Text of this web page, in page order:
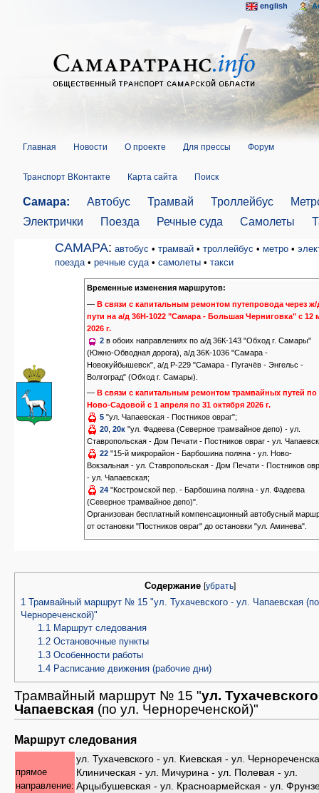
Главная Новости О проекте Для прессы Форум
Транспорт ВКонтакте Карта сайта Поиск
Самара: Автобус Трамвай Троллейбус
Электрички
Поезда Речные суда Самолеты
САМАРА: автобус • трамвай • троллейбус • метро •
поезда • речные суда • самолеты • такси
Временные изменения маршрутов:
—В связи с капитальным ремонтом путепровода через ж/
пути на а/д 36Н-1022 "Самара - Большая Черниговка" с 12
2026 г.
2 в обоих направлениях по а/д 36К-143 "Обход г. Самары"
(Южно-Обводная дорога), а/д 36К-1036 "Самара -
Новокуйбышевск", а/д Р-229 "Самара - Пугачёв - Энгельс -
Волгоград" (Обход г. Самары).
— В связи с капитальным ремонтом трамвайных путей по
Ново-Садовой с 1 апреля по 31 октября 2026 г.
5 "ул. Чапаевская - Постников овраг";
20 ,20к "ул. Фадеева (Северное трамвайное депо) - ул.
Ставропольская - Дом Печати - Постников овраг - ул.
22 "15-й микрорайон - Барбошина поляна - ул. Ново-
Вокзальная - ул. Ставропольская - Дом Печати - Постников
- ул. Чапаевская;
24 "Костромской пер. - Барбошина поляна - ул. Фадеева
(Северное трамвайное депо)".
Организован бесплатный компенсационный автобусный
от остановки "Постников овраг" до остановки "ул. Аминева".
Содержание [убрать]
1 Трамвайный маршрут № 15 "ул. Тухачевского - ул. Чапаевская
Чернореченской)"
1.1 Маршрут следования
1.2 Остановочные пункты
1.3 Особенности работы
1.4 Расписание движения (рабочие дни)
Трамвайный маршрут № 15 "ул.
Чапаевская (по ул. Чернореченской)"
Маршрут следования
прямое
направление:
ул. Тухачевского - ул. Киевская - ул.
Клиническая - ул. Мичурина - ул. Полевая - ул.
Арцыбушевская - ул. Красноармейская - ул.
english